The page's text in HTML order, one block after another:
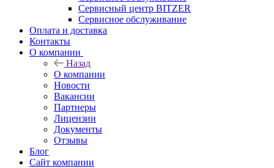
Сервисный центр BITZER
Сервисное обслуживание
Оплата и доставка
Контакты
О компании
Назад
О компании
Новости
Вакансии
Партнеры
Лицензии
Документы
Отзывы
Блог
Сайт компании